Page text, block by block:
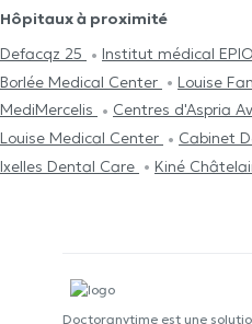
Hôpitaux à proximité
Defacqz 25
Institut médical
Borlée Medical Center
Louise
MediMercelis
Centres d'Aspria
Louise Medical Center
Cabinet
Ixelles Dental Care
Kiné
Doctoranytime est une